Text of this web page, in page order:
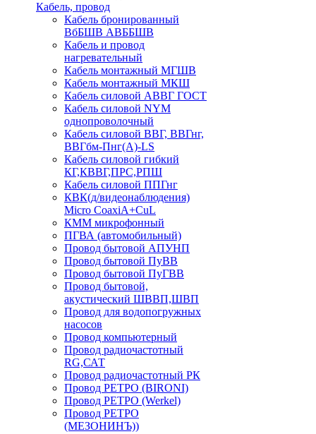
Кабель, провод
Кабель бронированный
ВбБШВ АВББШВ
Кабель и провод
нагревательный
Кабель монтажный МГШВ
Кабель монтажный МКШ
Кабель силовой АВВГ ГОСТ
Кабель силовой NYM
однопроволочный
Кабель силовой ВВГ, ВВГнг,
ВВГбм-Пнг(А)-LS
Кабель силовой гибкий
КГ,КВВГ,ПРС,РПШ
Кабель силовой ППГнг
КВК(д/видеонаблюдения)
Micro CoaxiA+CuL
КММ микрофонный
ПГВА (автомобильный)
Провод бытовой АПУНП
Провод бытовой ПуВВ
Провод бытовой ПуГВВ
Провод бытовой,
акустический ШВВП,ШВП
Провод для водопогружных
насосов
Провод компьютерный
Провод радиочастотный
RG,САТ
Провод радиочастотный РК
Провод РЕТРО (BIRONI)
Провод РЕТРО (Werkel)
Провод РЕТРО
(МЕЗОНИНЪ))